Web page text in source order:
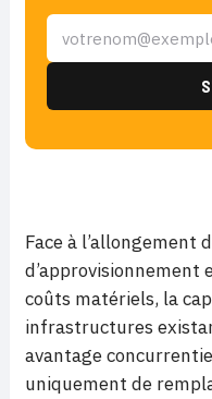
Face à l’allongement
d’approvisionnement
coûts matériels, la
infrastructures
avantage
uniquement de